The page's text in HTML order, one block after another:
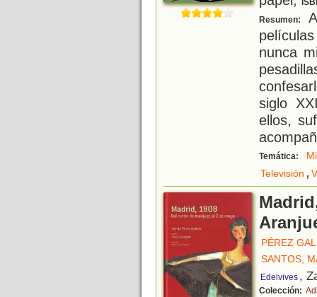
Resumen:
nunca
siglo
ellos,
Temática:
Televisión ,
PÉREZ
SANTOS,
Edelvives ,
Colección: